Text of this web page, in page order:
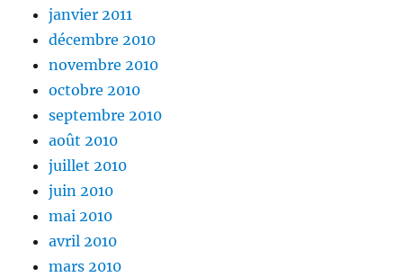
janvier 2011
décembre 2010
novembre 2010
octobre 2010
septembre 2010
août 2010
juillet 2010
juin 2010
mai 2010
avril 2010
mars 2010